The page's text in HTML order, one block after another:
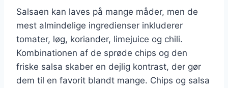
Salsaen kan laves på mange måder, men de
mest almindelige ingredienser inkluderer
tomater, løg, koriander, limejuice og chili.
Kombinationen af de sprøde chips og den
friske salsa skaber en dejlig kontrast, der gør
dem til en favorit blandt mange. Chips og salsa